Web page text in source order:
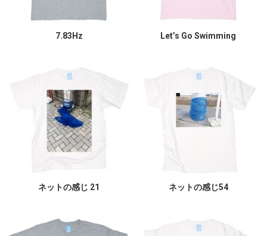
7.83Hz Let’s Go Swimming
ネットの感じ 21 ネットの感じ54